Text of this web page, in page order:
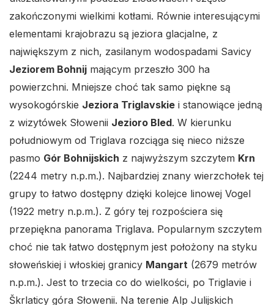
zakończonymi wielkimi kotłami. Równie interesującymi
elementami krajobrazu są jeziora glacjalne, z
największym z nich, zasilanym wodospadami Savicy
Jeziorem Bohnij mającym przeszło 300 ha
powierzchni. Mniejsze choć tak samo piękne są
wysokogórskie Jeziora Triglavskie i stanowiące jedną
z wizytówek Słowenii Jezioro Bled. W kierunku
południowym od Triglava rozciąga się nieco niższe
pasmo Gór Bohnijskich z najwyższym szczytem Krn
(2244 metry n.p.m.). Najbardziej znany wierzchołek tej
grupy to łatwo dostępny dzięki kolejce linowej Vogel
(1922 metry n.p.m.). Z góry tej rozpościera się
przepiękna panorama Triglava. Popularnym szczytem
choć nie tak łatwo dostępnym jest położony na styku
słoweńskiej i włoskiej granicy Mangart (2679 metrów
n.p.m.). Jest to trzecia co do wielkości, po Triglavie i
Škrlaticy góra Słowenii. Na terenie Alp Julijskich